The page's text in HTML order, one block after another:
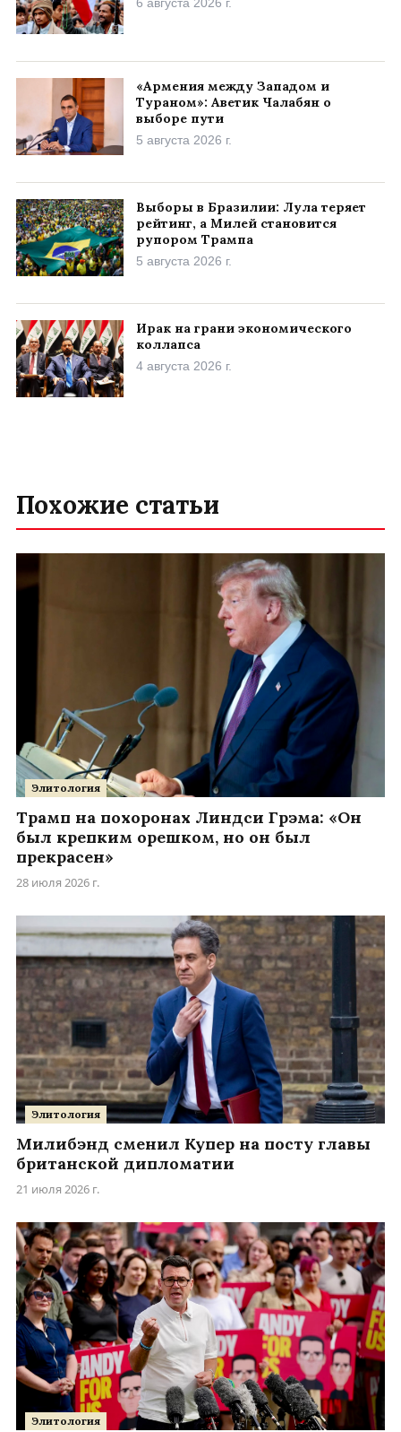
«Армения между Западом и
Тураном»: Аветик Чалабян о
выборе пути
5 августа 2026 г.
Выборы в Бразилии: Лула теряет
рейтинг, а Милей становится
рупором Трампа
5 августа 2026 г.
Ирак на грани экономического
коллапса
4 августа 2026 г.
Похожие статьи
Элитология
Трамп на похоронах Линдси Грэма: «Он
был крепким орешком, но он был
прекрасен»
28 июля 2026 г.
Элитология
Милибэнд сменил Купер на посту главы
британской дипломатии
21 июля 2026 г.
Элитология